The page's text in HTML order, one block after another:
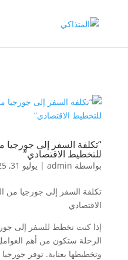
“تكلفة السفر إلى جورجيا
للتخطيط الاقتصادي”
بواسطة admin
| يوليو 31, 2025
تكلفة السفر إلى جورجيا من
الاقتصادي
إذا كنت تخطط للسفر إلى
الرحلة ستكون من أهم
وتخطيطها بعناية. توفر